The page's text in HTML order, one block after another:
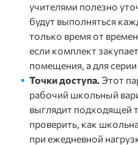
учителями полезно
будут выполняться
только время от
если комплект
помещения, а для
Точки доступа.Этот
рабочий школьный
выглядит подходящей
проверить, как
при ежедневной